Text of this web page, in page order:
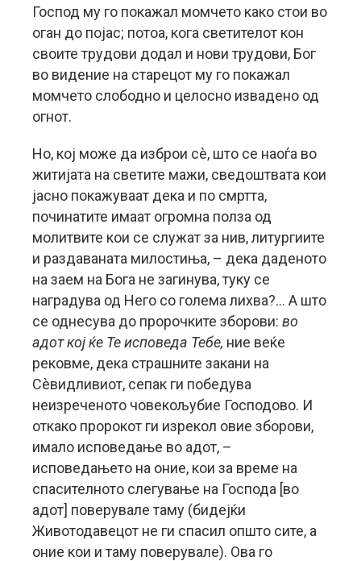
Господ му го покажал момчето како стои во
оган до појас; потоа, кога светителот кон
своите трудови додал и нови трудови, Бог
во видение на старецот му го покажал
момчето слободно и целосно извадено од
огнот.
Но, кој може да изброи сè, што се наоѓа во
житијата на светите мажи, сведоштвата кои
јасно покажуваат дека и по смртта,
починатите имаат огромна полза од
молитвите кои се служат за нив, литургиите
и раздаваната милостиња, – дека даденото
на заем на Бога не загинува, туку се
наградува од Него со голема лихва?… А што
се однесува до пророчките зборови: во
адот кој ќе Те исповеда Тебе, ние веќе
рековме, дека страшните закани на
Сèвидливиот, сепак ги победува
неизреченото човекољубие Господово. И
откако пророкот ги изрекол овие зборови,
имало исповедање во адот, –
исповедањето на оние, кои за време на
спасителното слегување на Господа [во
адот] поверувале таму (бидејќи
Животодавецот не ги спасил општо сите, а
оние кои и таму поверувале). Ова го